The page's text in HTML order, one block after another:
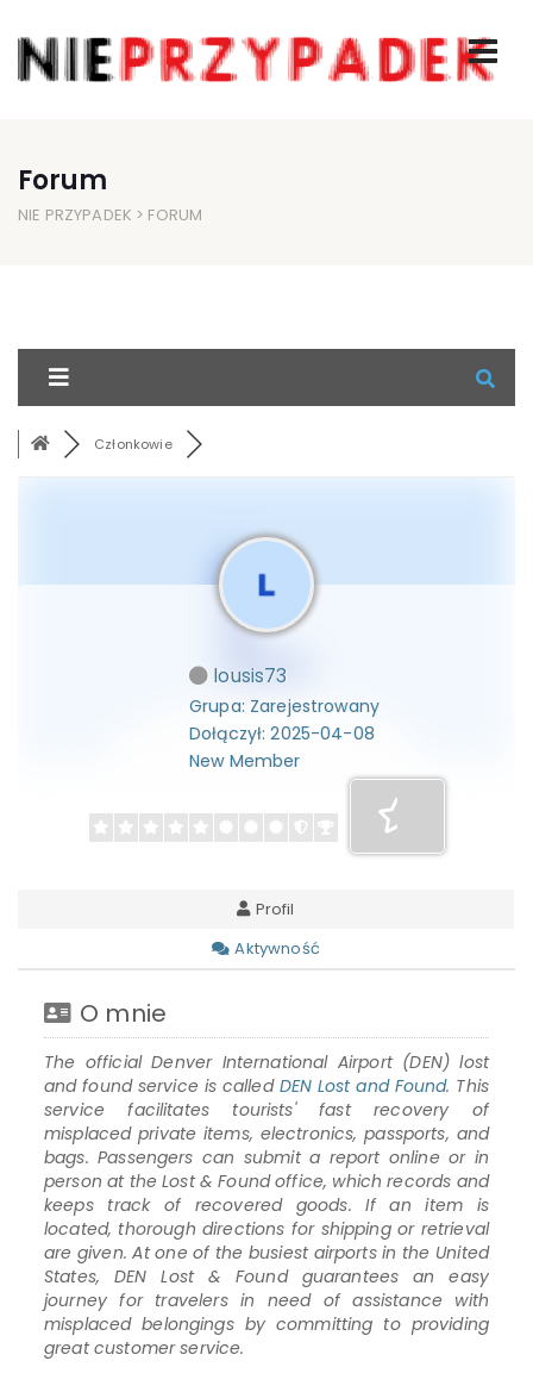
Forum
NIE PRZYPADEK > FORUM
Członkowie
lousis73
Grupa: Zarejestrowany
Dołączył: 2025-04-08
New Member
Profil
Aktywność
O mnie
The official Denver International Airport (DEN) lost
and found service is called DEN Lost and Found. This
service facilitates tourists' fast recovery of
misplaced private items, electronics, passports, and
bags. Passengers can submit a report online or in
person at the Lost & Found office, which records and
keeps track of recovered goods. If an item is
located, thorough directions for shipping or retrieval
are given. At one of the busiest airports in the United
States, DEN Lost & Found guarantees an easy
journey for travelers in need of assistance with
misplaced belongings by committing to providing
great customer service.